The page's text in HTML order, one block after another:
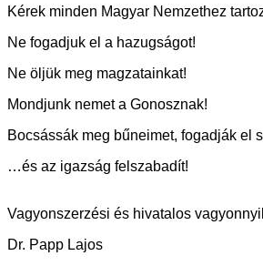
Kérek minden Magyar Nemzethez
Ne fogadjuk el a hazugságot!
Ne öljük meg magzatainkat!
Mondjunk nemet a Gonosznak!
Bocsássák meg bűneimet, fogadják el
…és az igazság felszabadít!
Vagyonszerzési és hivatalos
Dr. Papp Lajos